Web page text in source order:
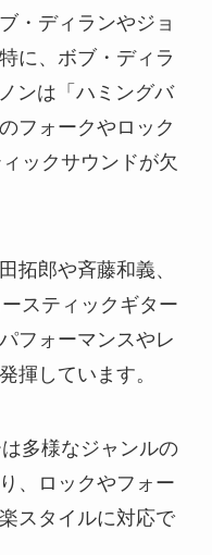
・ディランやジョ
に、ボブ・ディラ
ンは「ハミングバ
フォークやロック
ックサウンドが欠
拓郎や斉藤和義、
スティックギター
フォーマンスやレ
揮しています。
多様なジャンルの
、ロックやフォー
スタイルに対応で